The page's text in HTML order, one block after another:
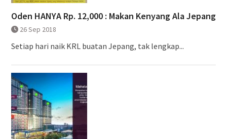
Oden HANYA Rp. 12,000 : Makan Kenyang Ala Jepang
26 Sep 2018
Setiap hari naik KRL buatan Jepang, tak lengkap...